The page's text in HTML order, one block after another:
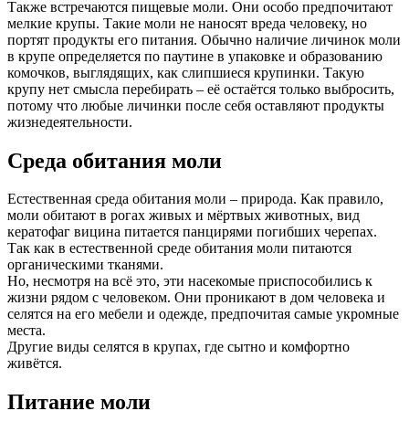
Также встречаются пищевые моли. Они особо предпочитают
мелкие крупы. Такие моли не наносят вреда человеку, но
портят продукты его питания. Обычно наличие личинок моли
в крупе определяется по паутине в упаковке и образованию
комочков, выглядящих, как слипшиеся крупинки. Такую
крупу нет смысла перебирать – её остаётся только выбросить,
потому что любые личинки после себя оставляют продукты
жизнедеятельности.
Среда обитания моли
Естественная среда обитания моли – природа. Как правило,
моли обитают в рогах живых и мёртвых животных, вид
кератофаг вицина питается панцирями погибших черепах.
Так как в естественной среде обитания моли питаются
органическими тканями.
Но, несмотря на всё это, эти насекомые приспособились к
жизни рядом с человеком. Они проникают в дом человека и
селятся на его мебели и одежде, предпочитая самые укромные
места.
Другие виды селятся в крупах, где сытно и комфортно
живётся.
Питание моли